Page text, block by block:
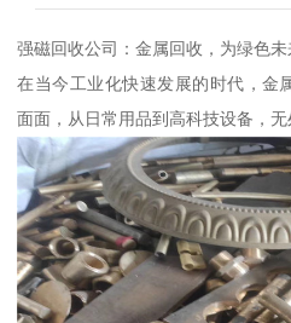
强磁回收公司：金属回收，为绿色
在当今工业化快速发展的时代，金
面面，从日常用品到高科技设备，无